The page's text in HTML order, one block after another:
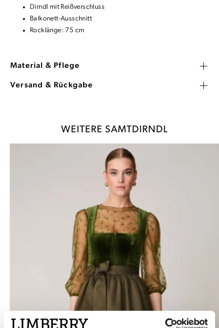
Dirndl mit Reißverschluss
Balkonett-Ausschnitt
Rocklänge: 75 cm
Material & Pflege
Versand & Rückgabe
WEITERE SAMTDIRNDL